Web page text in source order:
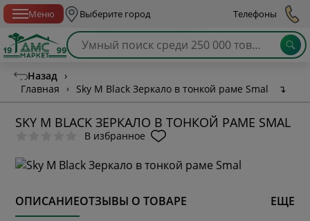
Меню Выберите город Телефоны
Назад ›
Главная
› Sky M Black Зеркало в тонкой раме Smal ↴
SKY M BLACK ЗЕРКАЛО В ТОНКОЙ РАМЕ SMAL
В избранное
ОПИСАНИЕОТЗЫВЫ О ТОВАРЕ ЕЩЕ